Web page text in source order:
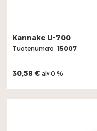
Kannake U-700
Tuotenumero 15007
30,58 € alv 0 %